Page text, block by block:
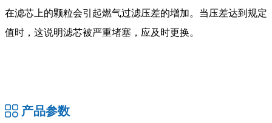
在滤芯上的颗粒会引起燃气过滤压差的增加。当压差达到规定
值时，这说明滤芯被严重堵塞，应及时更换。
产品参数